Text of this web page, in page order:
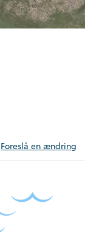
Foreslå en ændring